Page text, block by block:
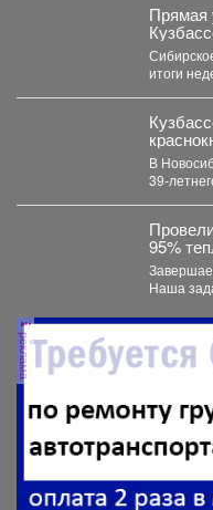
Прямая
итоги
В
95%
Наша
реклама